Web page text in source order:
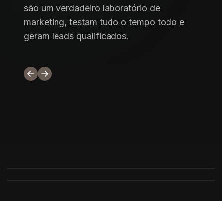
são um verdadeiro laboratório de
marketing, testam tudo o tempo todo e
geram leads qualificados.